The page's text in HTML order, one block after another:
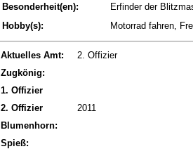
Besonderheit(en):
Erfinder der
Hobby(s):
Motorrad fahren,
Aktuelles Amt:
2. Offizier
Zugkönig:
1. Offizier
2. Offizier
2011
Blumenhorn:
Spieß: